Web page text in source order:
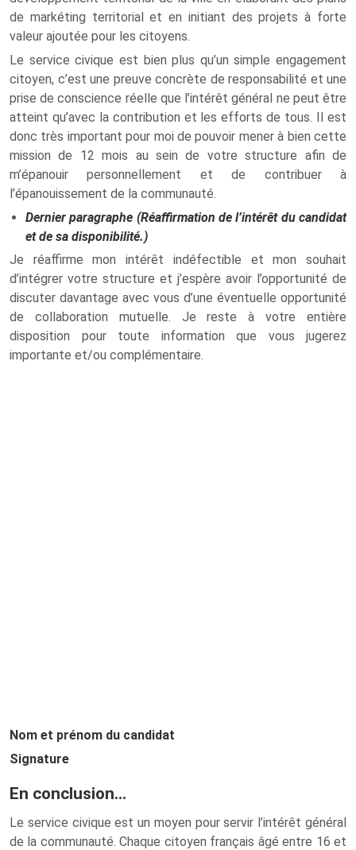
de markéting territorial et en initiant des projets à forte
valeur ajoutée pour les citoyens.
Le service civique est bien plus qu’un simple engagement
citoyen, c’est une preuve concrète de responsabilité et une
prise de conscience réelle que l’intérêt général ne peut être
atteint qu’avec la contribution et les efforts de tous. Il est
donc très important pour moi de pouvoir mener à bien cette
mission de 12 mois au sein de votre structure afin de
m’épanouir personnellement et de contribuer à
l’épanouissement de la communauté.
Dernier paragraphe (Réaffirmation de l’intérêt du candidat
et de sa disponibilité.)
Je réaffirme mon intérêt indéfectible et mon souhait
d’intégrer votre structure et j’espère avoir l’opportunité de
discuter davantage avec vous d’une éventuelle opportunité
de collaboration mutuelle. Je reste à votre entière
disposition pour toute information que vous jugerez
importante et/ou complémentaire.
Nom et prénom du candidat
Signature
En conclusion…
Le service civique est un moyen pour servir l’intérêt général
de la communauté. Chaque citoyen français âgé entre 16 et